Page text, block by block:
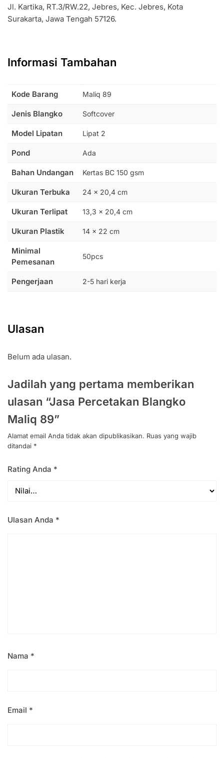
Jl. Kartika, RT.3/RW.22, Jebres, Kec. Jebres, Kota
Surakarta, Jawa Tengah 57126.
Informasi Tambahan
Kode Barang Maliq 89
Jenis Blangko Softcover
Model Lipatan Lipat 2
Pond Ada
Bahan Undangan Kertas BC 150 gsm
Ukuran Terbuka 24 x 20,4 cm
Ukuran Terlipat 13,3 x 20,4 cm
Ukuran Plastik 14 x 22 cm
Minimal
Pemesanan
50pcs
Pengerjaan 2-5 hari kerja
Ulasan
Belum ada ulasan.
Jadilah yang pertama memberikan
ulasan “Jasa Percetakan Blangko
Maliq 89”
Alamat email Anda tidak akan dipublikasikan. Ruas yang wajib
ditandai *
Rating Anda *
Ulasan Anda *
Nama *
Email *